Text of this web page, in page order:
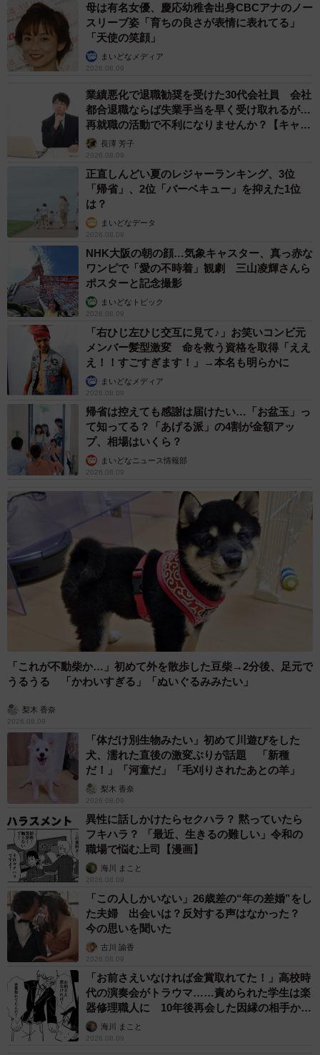
母は有名女優、慶応幼稚舎出身CBCアナのノー
スリーブ姿「育ちの良さが表情に表れてる」
「天使の笑顔」
まいどなメディア
2026.08.09
業績悪化で退職勧奨を受けた30代会社員 会社
都合退職ならば失業手当を早く受け取れるが…
再就職の活動で不利になりませんか？【キャリ
アカウンセラーが解説】
長澤 芳子
2026.08.09
正直しんどい夏のレジャーランキング、3位
「帰省」、2位「バーベキュー」を抑えた1位
は？
まいどなデータ
2026.08.09
NHK大阪の朝の顔…気象キャスター、真っ赤な
ワンピで「愛の不時着」観劇 三山凌輝さんら
ポスターと記念撮影
まいどなトピック
2026.08.09
「右ひじ左ひじ交互に見て♪」お笑いコンビ元
メンバー髪型激変 命を救う資格を取得「ええ
え！！すごすぎます！」→本名も明らかに
まいどなメディア
2026.08.09
帰省は控えても感謝は届けたい…「お盆玉」っ
て知ってる？「あげる派」の4割が金額アッ
プ、相場はいくら？
まいどなニュース情報部
2026.08.09
「これが不動柴か…」初めて外を散歩した豆柴→2分後、足元で
うるうる 「かわいすぎる」「ぬいぐるみみたい」
梨木 香奈
2026.08.09
「体だけ別生物みたい」初めて川遊びをした
犬、濡れた直後の激変ぶりが話題 「新種
だ！」「河童だ」「毛刈りされたあとの羊」
梨木 香奈
2026.08.09
異性に話しかけたらセクハラ？ 黙っていたら
フキハラ？ 「最近、生きるの難しい」令和の
職場で悩む上司【漫画】
海川 まこと
2026.08.09
「この人しかいない」26歳差の“年の差婚”をし
た夫婦 出会いは？反対する声はなかった？
今の思いを聞いた
古川 諭香
2026.08.09
「お前さえいなければ金賞取れてた！」高校時
代の演奏会がトラウマ……責められた学生は楽
器修理職人に 10年後再会した因縁の相手から
思わぬ申し出【漫画】
海川 まこと
2026.08.09